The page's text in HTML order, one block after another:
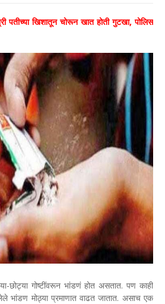
पतीच्या खिशातून चोरून खात होती गुटखा, पोलिस
छोट्या गोष्टींवरून भांडणं होत असतात. पण काही
भांडण मोठ्या प्रमाणात वाढत जातात. असाच एक